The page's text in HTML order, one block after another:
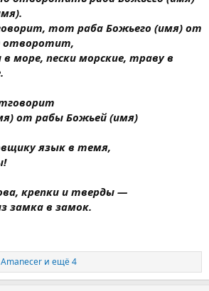
тот раба Божьего (имя) от
отворотит,
море, пески морские, траву в
от рабы Божьей (имя)
язык в темя,
крепки и тверды —
замка в замок.
Amanecer и ещё 4